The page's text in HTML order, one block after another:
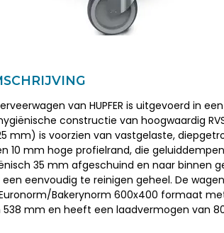
van HUPFER is uitgevoerd in
constructie van hoogwaardig
mm) is voorzien van vastgelaste,
10 mm hoge profielrand, die
35 mm afgeschuind en naar binnen
een eenvoudig te reinigen geheel. De
Bakerynorm 600x400 formaat
mm en heeft een laadvermogen van